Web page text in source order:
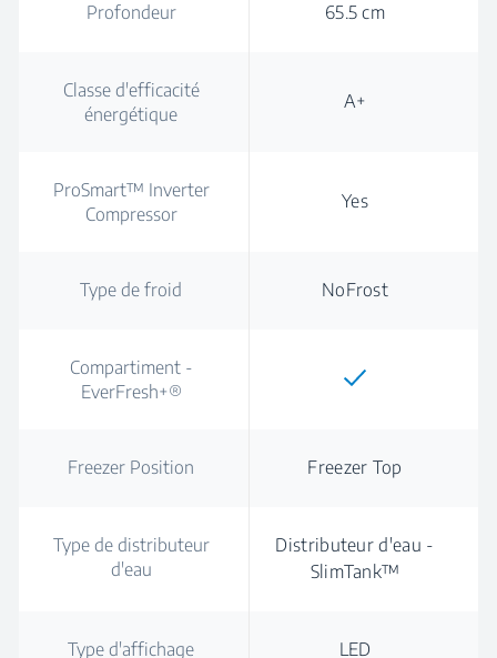
Profondeur 65.5 cm
Classe d'efficacité
énergétique
A+
ProSmart™ Inverter
Compressor
Yes
Type de froid NoFrost
Compartiment -
EverFresh+®
Freezer Position Freezer Top
Type de distributeur
d'eau
Distributeur d'eau -
SlimTank™
Type d'affichage LED